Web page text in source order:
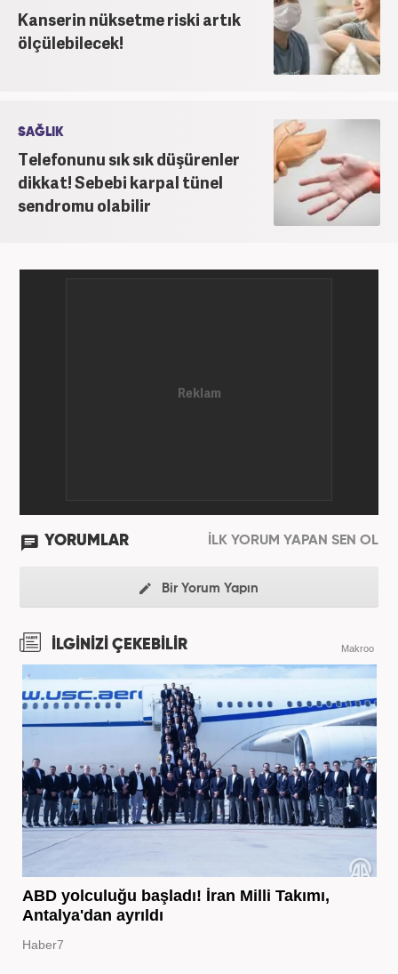
Kanserin nüksetme riski artık
ölçülebilecek!
SAĞLIK
Telefonunu sık sık düşürenler
dikkat! Sebebi karpal tünel
sendromu olabilir
YORUMLAR İLK YORUM YAPAN SEN OL
Bir Yorum Yapın
İLGİNİZİ ÇEKEBİLİR Makroo
ABD yolculuğu başladı! İran Milli Takımı,
Antalya'dan ayrıldı
Haber7